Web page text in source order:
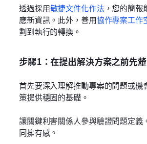
透過採用敏捷文件化作法 ，您的簡
應新資訊。此外，善用協作專案工作
劃到執行的轉換。
步驟1：在提出解決方案之前先
首先要深入理解推動專案的問題或
策提供穩固的基礎。
讓關鍵利害關係人參與驗證問題定
同擁有感。